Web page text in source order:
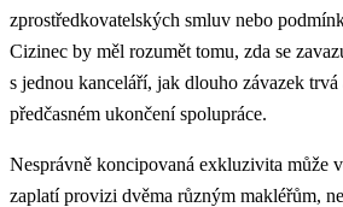
zprostředkovatelských smluv nebo
Cizinec by měl rozumět tomu, zda se
s jednou kanceláří, jak dlouho závazek
předčasném ukončení spolupráce.
Nesprávně koncipovaná exkluzivita může
zaplatí provizi dvěma různým makléřům,